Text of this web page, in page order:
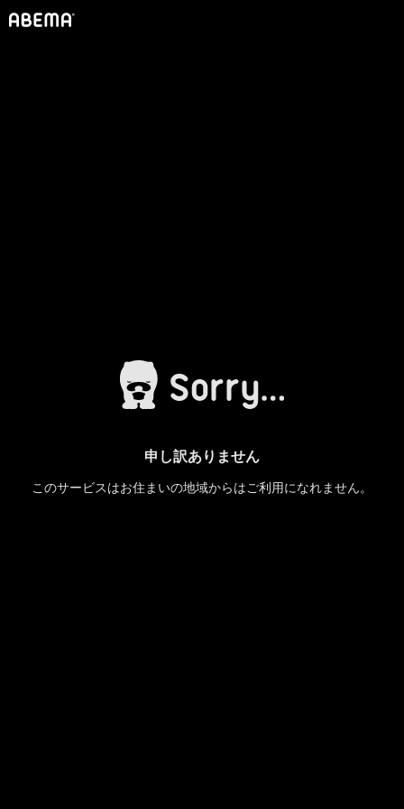
申し訳ありません
このサービスはお住まいの地域からはご利用になれません。